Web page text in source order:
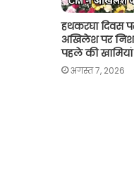
हथकरघा दिवस
अखिलेश पर
पहले की खामियां
अगस्त 7, 2026